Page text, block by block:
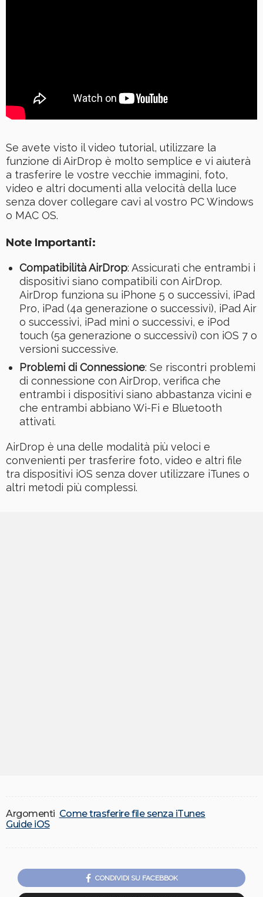
Se avete visto il video tutorial, utilizzare la
funzione di AirDrop è molto semplice e vi aiuterà
a trasferire le vostre vecchie immagini, foto,
video e altri documenti alla velocità della luce
senza dover collegare cavi al vostro PC Windows
o MAC OS.
Note Importanti:
Compatibilità AirDrop: Assicurati che entrambi i
dispositivi siano compatibili con AirDrop.
AirDrop funziona su iPhone 5 o successivi, iPad
Pro, iPad (4a generazione o successivi), iPad Air
o successivi, iPad mini o successivi, e iPod
touch (5a generazione o successivi) con iOS 7 o
versioni successive.
Problemi di Connessione: Se riscontri problemi
di connessione con AirDrop, verifica che
entrambi i dispositivi siano abbastanza vicini e
che entrambi abbiano Wi-Fi e Bluetooth
attivati.
AirDrop è una delle modalità più veloci e
convenienti per trasferire foto, video e altri file
tra dispositivi iOS senza dover utilizzare iTunes o
altri metodi più complessi.
Argomenti Come trasferire file senza iTunes
Guide iOS
CONDIVIDI SU FACEBBOK